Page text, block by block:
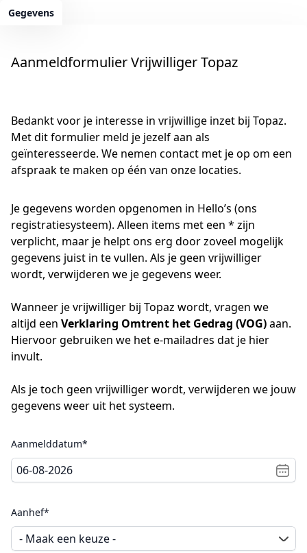
Gegevens
Aanmeldformulier Vrijwilliger Topaz
Bedankt voor je interesse in vrijwillige inzet bij Topaz.
Met dit formulier meld je jezelf aan als
geïnteresseerde. We nemen contact met je op om een
afspraak te maken op één van onze locaties.
Je gegevens worden opgenomen in Hello’s (ons
registratiesysteem). Alleen items met een * zijn
verplicht, maar je helpt ons erg door zoveel mogelijk
gegevens juist in te vullen. Als je geen vrijwilliger
wordt, verwijderen we je gegevens weer.
Wanneer je vrijwilliger bij Topaz wordt, vragen we
altijd een Verklaring Omtrent het Gedrag (VOG)aan.
Hiervoor gebruiken we het e-mailadres dat je hier
invult.
Als je toch geen vrijwilliger wordt, verwijderen we jouw
gegevens weer uit het systeem.
Aanmelddatum*
Aanhef*